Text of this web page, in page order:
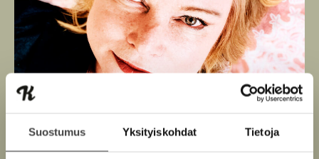
Suostumus Yksityiskohdat Tietoja